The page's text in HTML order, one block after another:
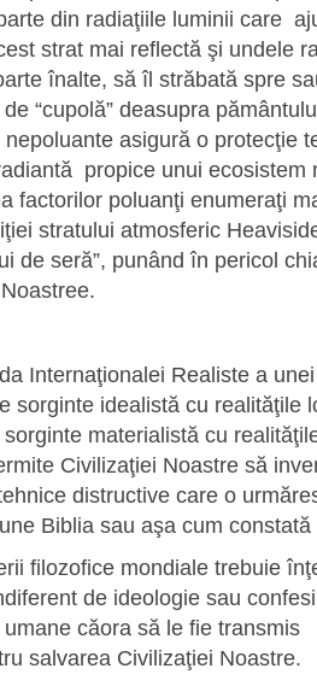
din radiaţiile luminii care
strat mai reflectă şi undele
înalte, să îl străbată spre
“cupolă” deasupra
asigură o protecţie
propice unui ecosistem
factorilor poluanţi enumeraţi
stratului atmosferic
de seră”, punând în pericol
Internaţionalei Realiste a
sorginte idealistă cu realităţile
materialistă cu
Civilizaţiei Noastre să
distructive care o
Biblia sau aşa cum constată
filozofice mondiale trebuie
de ideologie sau
căora să le fie
salvarea Civilizaţiei Noastre.